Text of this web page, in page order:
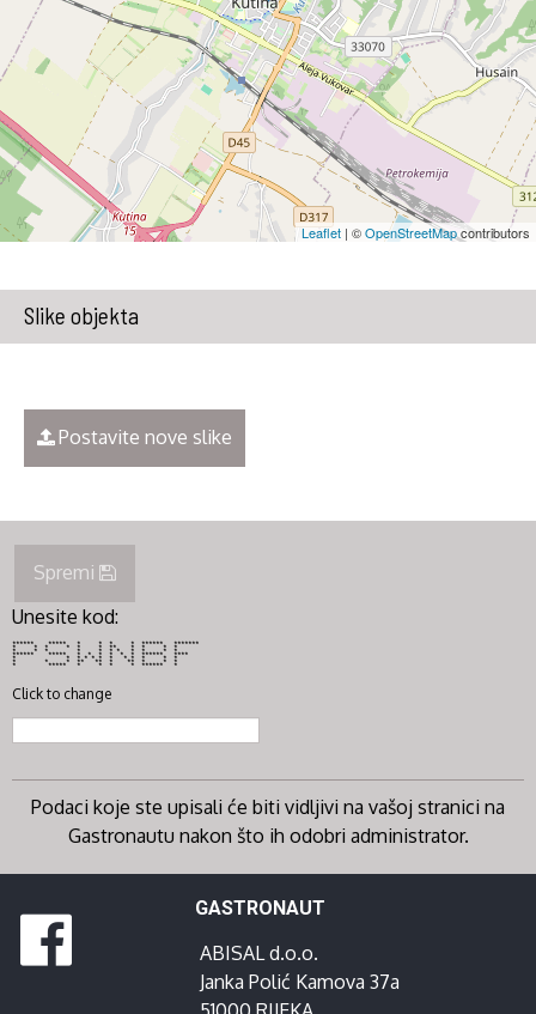
Leaflet | ©OpenStreetMapcontributors
Slike objekta
Postavite nove slike
Spremi
Unesite kod:
****** ***** * * * * ****** *******
* * * * * * ** * * * *
* * * * * * * * * * *
****** ***** * * * * * * ****** ****
* * * * * * * * * * * *
* * * ** ** * ** * * *
* ***** * * * * ****** *
Click to change
Podaci koje ste upisali će biti vidljivi na vašoj stranici na
Gastronautu nakon što ih odobri administrator.
GASTRONAUT
ABISAL d.o.o.
Janka Polić Kamova 37a